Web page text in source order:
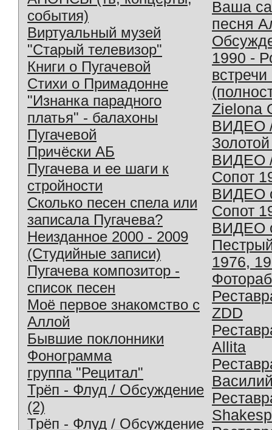
события)
Виртуальный музей
"Старый телевизор"
Книги о Пугачевой
Стихи о Примадонне
"Изнанка парадного
платья" - балахоны
Пугачевой
Причёски АБ
Пугачева и ее шаги к
стройности
Сколько песен спела или
записала Пугачева?
Неизданное 2000 - 2009
(Студийные записи)
Пугачева композитор -
список песен
Моё первое знакомство с
Аллой
Бывшие поклонники
Фонограмма
группа "Рецитал"
Трёп - Флуд / Обсуждение
(2)
Трёп - Флуд / Обсуждение
Ваша
песня
1990 -
Zielona
ВИДЕО
ВИДЕО
Сопот
ВИДЕО
Сопот
ВИДЕО
1976,
ZDD
Allita